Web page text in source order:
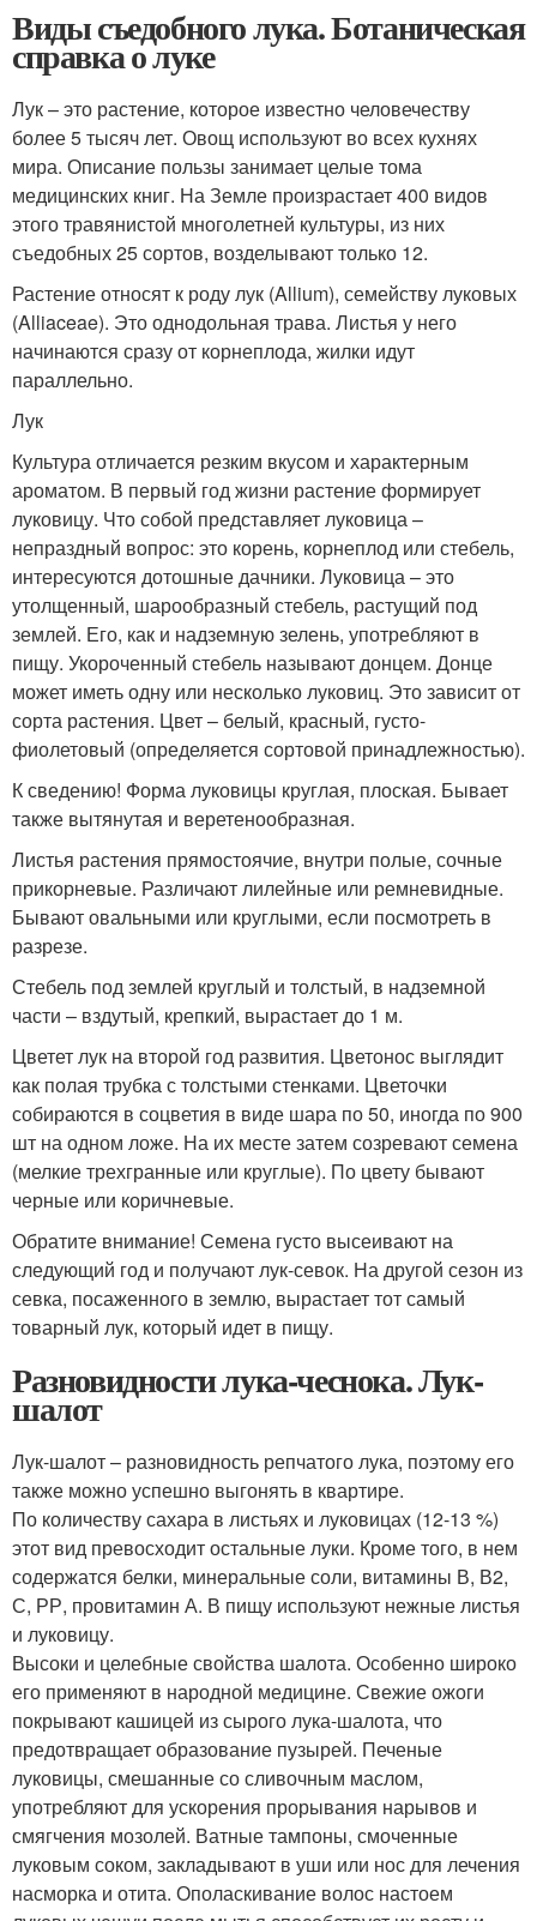
Виды съедобного лука. Ботаническая
справка о луке
Лук – это растение, которое известно человечеству
более 5 тысяч лет. Овощ используют во всех кухнях
мира. Описание пользы занимает целые тома
медицинских книг. На Земле произрастает 400 видов
этого травянистой многолетней культуры, из них
съедобных 25 сортов, возделывают только 12.
Растение относят к роду лук (Allium), семейству луковых
(Alliaceae). Это однодольная трава. Листья у него
начинаются сразу от корнеплода, жилки идут
параллельно.
Лук
Культура отличается резким вкусом и характерным
ароматом. В первый год жизни растение формирует
луковицу. Что собой представляет луковица –
непраздный вопрос: это корень, корнеплод или стебель,
интересуются дотошные дачники. Луковица – это
утолщенный, шарообразный стебель, растущий под
землей. Его, как и надземную зелень, употребляют в
пищу. Укороченный стебель называют донцем. Донце
может иметь одну или несколько луковиц. Это зависит от
сорта растения. Цвет – белый, красный, густо-
фиолетовый (определяется сортовой принадлежностью).
К сведению! Форма луковицы круглая, плоская. Бывает
также вытянутая и веретенообразная.
Листья растения прямостоячие, внутри полые, сочные
прикорневые. Различают лилейные или ремневидные.
Бывают овальными или круглыми, если посмотреть в
разрезе.
Стебель под землей круглый и толстый, в надземной
части – вздутый, крепкий, вырастает до 1 м.
Цветет лук на второй год развития. Цветонос выглядит
как полая трубка с толстыми стенками. Цветочки
собираются в соцветия в виде шара по 50, иногда по 900
шт на одном ложе. На их месте затем созревают семена
(мелкие трехгранные или круглые). По цвету бывают
черные или коричневые.
Обратите внимание! Семена густо высеивают на
следующий год и получают лук-севок. На другой сезон из
севка, посаженного в землю, вырастает тот самый
товарный лук, который идет в пищу.
Разновидности лука-чеснока. Лук-
шалот
Лук-шалот – разновидность репчатого лука, поэтому его
также можно успешно выгонять в квартире.
По количеству сахара в листьях и луковицах (12-13 %)
этот вид превосходит остальные луки. Кроме того, в нем
содержатся белки, минеральные соли, витамины В, В2,
С, РР, провитамин А. В пищу используют нежные листья
и луковицу.
Высоки и целебные свойства шалота. Особенно широко
его применяют в народной медицине. Свежие ожоги
покрывают кашицей из сырого лука-шалота, что
предотвращает образование пузырей. Печеные
луковицы, смешанные со сливочным маслом,
употребляют для ускорения прорывания нарывов и
смягчения мозолей. Ватные тампоны, смоченные
луковым соком, закладывают в уши или нос для лечения
насморка и отита. Ополаскивание волос настоем